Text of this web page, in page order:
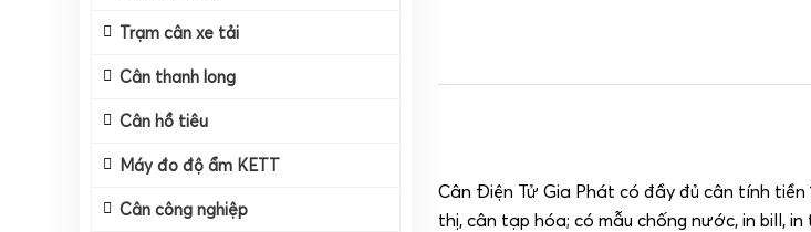
Trạm cân xe tải
Cân thanh long
Cân hồ tiêu
Máy đo độ ẩm KETT
Cân công nghiệp
Cân Điện Tử Gia Phát có đầy đủ cân tính tiền
thị, cân tạp hóa; có mẫu chống nước, in bill,